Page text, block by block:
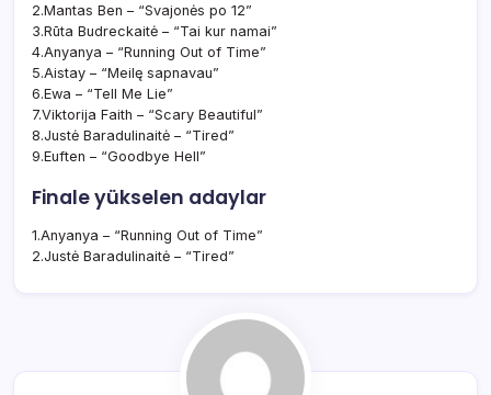
2.Mantas Ben – “Svajonės po 12”
3.Rūta Budreckaitė – “Tai kur namai”
4.Anyanya – “Running Out of Time”
5.Aistay – “Meilę sapnavau”
6.Ewa – “Tell Me Lie”
7.Viktorija Faith – “Scary Beautiful”
8.Justė Baradulinaitė – “Tired”
9.Euften – “Goodbye Hell”
Finale yükselen adaylar
1.Anyanya – “Running Out of Time”
2.Justė Baradulinaitė – “Tired”